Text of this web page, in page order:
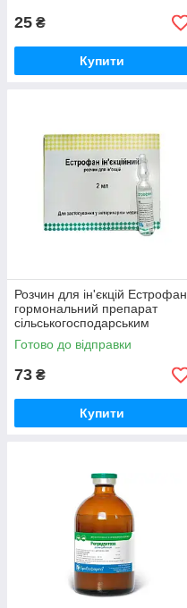
25 ₴
Купити
Розчин для ін'єкцій Естрофан
гормональний препарат
сільськогосподарським
тваринам 1 ампула 2 мл
BioVeta
Готово до відправки
73 ₴
Купити